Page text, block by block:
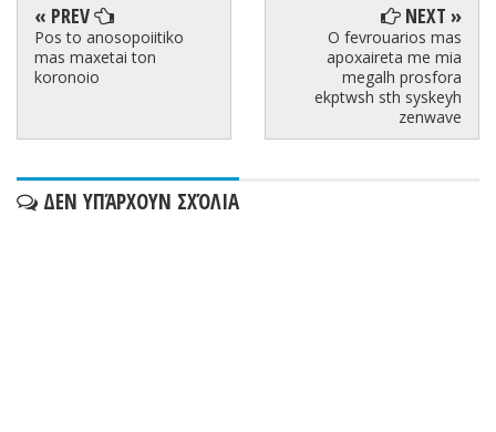
« PREV
Pos to anosopoiitiko
mas maxetai ton
koronoio
NEXT »
O fevrouarios mas
apoxaireta me mia
megalh prosfora
ekptwsh sth syskeyh
zenwave
ΔΕΝ ΥΠΆΡΧΟΥΝ ΣΧΌΛΙΑ